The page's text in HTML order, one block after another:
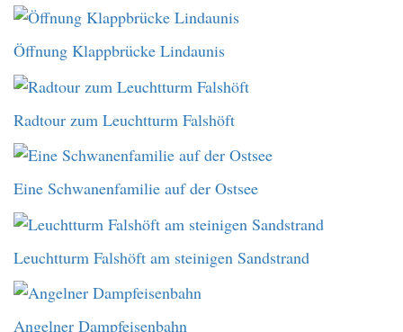
Öffnung Klappbrücke Lindaunis
Radtour zum Leuchtturm Falshöft
Eine Schwanenfamilie auf der Ostsee
Leuchtturm Falshöft am steinigen Sandstrand
Angelner Dampfeisenbahn